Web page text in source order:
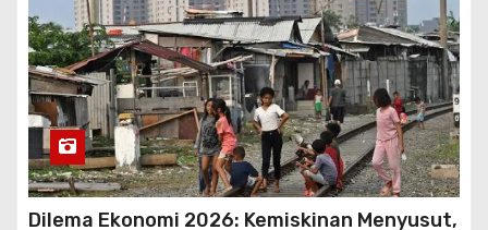
Dilema Ekonomi 2026: Kemiskinan Menyusut,